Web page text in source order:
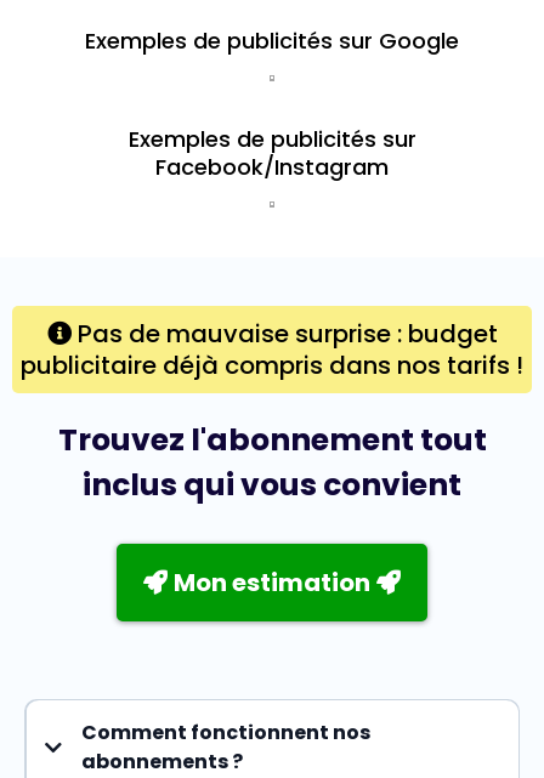
Exemples de publicités sur Google
Exemples de publicités sur
Facebook/Instagram
Pas de mauvaise surprise : budget
publicitaire déjà compris dans nos tarifs !
Trouvez l'abonnement tout
inclus qui vous convient
Mon estimation
Comment fonctionnent nos
abonnements ?